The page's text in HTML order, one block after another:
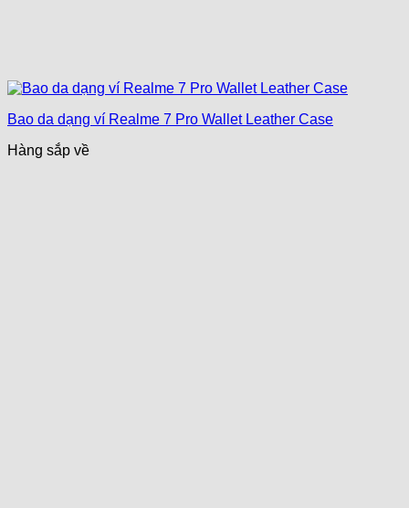
Bao da dạng ví Realme 7 Pro Wallet Leather Case
Hàng sắp về